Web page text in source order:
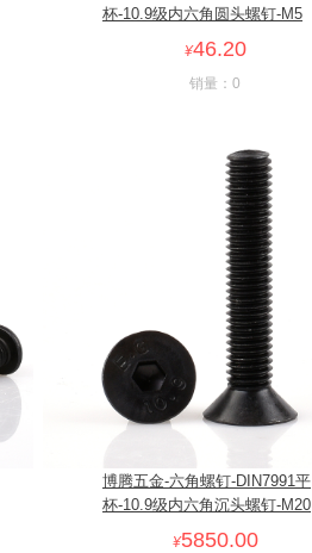
杯-10.9级内六角圆头螺钉-M5
¥46.20
销量：0
博腾五金-六角螺钉-DIN7991平
杯-10.9级内六角沉头螺钉-M20
¥5850.00